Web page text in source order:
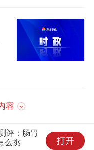
容
评：肠胃
么挑